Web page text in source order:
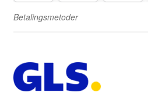
Betalingsmetoder